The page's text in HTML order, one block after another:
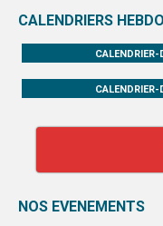
CALENDRIERS
NOS EVENEMENTS